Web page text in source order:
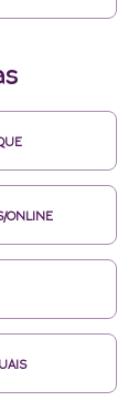
ONLINE